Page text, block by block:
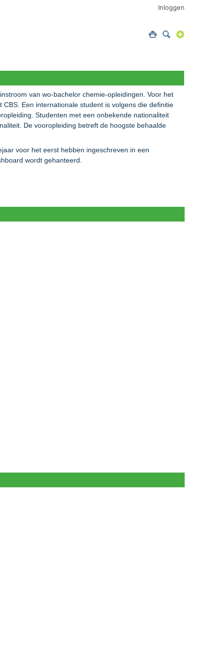
Inloggen
van wo-bachelor chemie-opleidingen. Voor het
Een internationale student is volgens die definitie
Studenten met een onbekende nationaliteit
De vooropleiding betreft de hoogste behaalde
voor het eerst hebben ingeschreven in een
wordt gehanteerd.